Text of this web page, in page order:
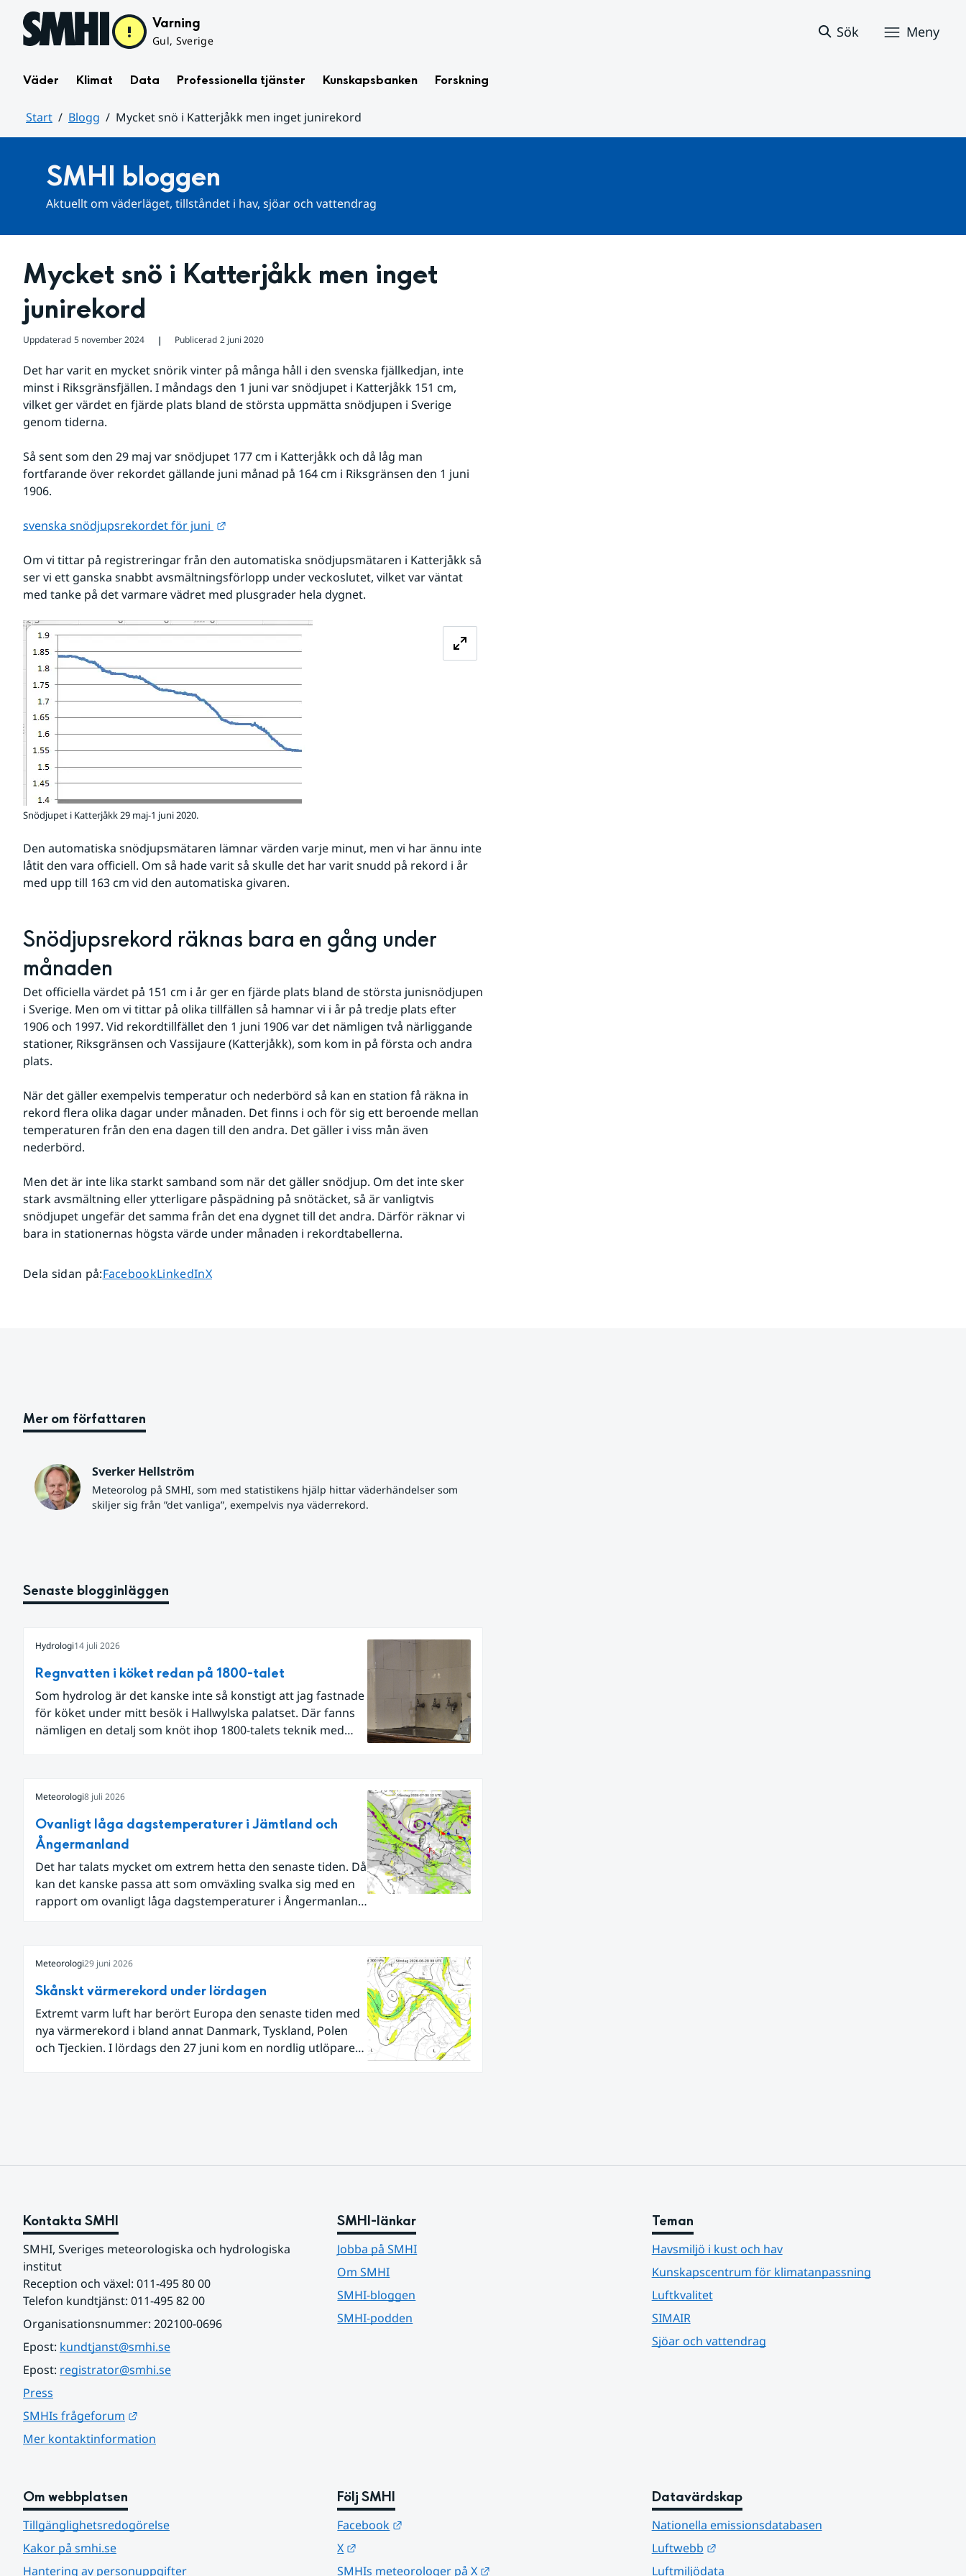
Hoppa till sidans innehåll Varning
Gul, Sverige
Sök Meny
Väder Klimat Data Professionella tjänster Kunskapsbanken Forskning
Start Blogg
Mycket snö i Katterjåkk men inget junirekord
SMHI bloggen
Aktuellt om väderläget, tillståndet i hav, sjöar och vattendrag
Mycket snö i Katterjåkk men inget
junirekord
Uppdaterad 5 november 2024 ❘ Publicerad 2 juni 2020
Det har varit en mycket snörik vinter på många håll i den svenska fjällkedjan, inte
minst i Riksgränsfjällen. I måndags den 1 juni var snödjupet i Katterjåkk 151 cm,
vilket ger värdet en fjärde plats bland de största uppmätta snödjupen i Sverige
genom tiderna.
Så sent som den 29 maj var snödjupet 177 cm i Katterjåkk och då låg man
fortfarande över rekordet gällande juni månad på 164 cm i Riksgränsen den 1 juni
1906.
svenska snödjupsrekordet för juni
Om vi tittar på registreringar från den automatiska snödjupsmätaren i Katterjåkk så
ser vi ett ganska snabbt avsmältningsförlopp under veckoslutet, vilket var väntat
med tanke på det varmare vädret med plusgrader hela dygnet.
Förstora bilden
Snödjupet i Katterjåkk 29 maj-1 juni 2020.
Den automatiska snödjupsmätaren lämnar värden varje minut, men vi har ännu inte
låtit den vara officiell. Om så hade varit så skulle det har varit snudd på rekord i år
med upp till 163 cm vid den automatiska givaren.
Snödjupsrekord räknas bara en gång under
månaden
Det officiella värdet på 151 cm i år ger en fjärde plats bland de största junisnödjupen
i Sverige. Men om vi tittar på olika tillfällen så hamnar vi i år på tredje plats efter
1906 och 1997. Vid rekordtillfället den 1 juni 1906 var det nämligen två närliggande
stationer, Riksgränsen och Vassijaure (Katterjåkk), som kom in på första och andra
plats.
När det gäller exempelvis temperatur och nederbörd så kan en station få räkna in
rekord flera olika dagar under månaden. Det finns i och för sig ett beroende mellan
temperaturen från den ena dagen till den andra. Det gäller i viss mån även
nederbörd.
Men det är inte lika starkt samband som när det gäller snödjup. Om det inte sker
stark avsmältning eller ytterligare påspädning på snötäcket, så är vanligtvis
snödjupet ungefär det samma från det ena dygnet till det andra. Därför räknar vi
bara in stationernas högsta värde under månaden i rekordtabellerna.
Dela sidan på:Dela sidan på
FacebookDela sidan på
LinkedInDela sidan på
X
Mer om författaren
Sverker Hellström
Meteorolog på SMHI, som med statistikens hjälp hittar väderhändelser som
skiljer sig från ”det vanliga”, exempelvis nya väderrekord.
Senaste blogginläggen
Hydrologi14 juli 2026
Regnvatten i köket redan på 1800-talet
Som hydrolog är det kanske inte så konstigt att jag fastnade
för köket under mitt besök i Hallwylska palatset. Där fanns
nämligen en detalj som knöt ihop 1800-talets teknik med
Meteorologi8 juli 2026
Ovanligt låga dagstemperaturer i Jämtland och
Ångermanland
Det har talats mycket om extrem hetta den senaste tiden. Då
kan det kanske passa att som omväxling svalka sig med en
rapport om ovanligt låga dagstemperaturer i Ångermanland
Meteorologi29 juni 2026
Skånskt värmerekord under lördagen
Extremt varm luft har berört Europa den senaste tiden med
nya värmerekord i bland annat Danmark, Tyskland, Polen
och Tjeckien. I lördags den 27 juni kom en nordlig utlöpare
Kontakta SMHI
SMHI, Sveriges meteorologiska och hydrologiska
institut
Reception och växel: 011-495 80 00
Telefon kundtjänst: 011-495 82 00
Organisationsnummer: 202100-0696
Epost: kundtjanst@smhi.se
Epost: registrator@smhi.se
Press
SMHIs frågeforum
Mer kontaktinformation
SMHI-länkar
Jobba på SMHI
Om SMHI
SMHI-bloggen
SMHI-podden
Teman
Havsmiljö i kust och hav
Kunskapscentrum för klimatanpassning
Luftkvalitet
SIMAIR
Sjöar och vattendrag
Om webbplatsen
Tillgänglighetsredogörelse
Kakor på smhi.se
Hantering av personuppgifter
Följ SMHI
Facebook
X
SMHIs meteorologer på X
Datavärdskap
Nationella emissionsdatabasen
Luftwebb
Länk till annan webbplats.
Luftmiljödata